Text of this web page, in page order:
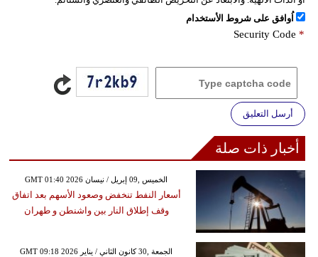
اُوافق على شروط الأستخدام
Security Code *
أرسل التعليق
أخبار ذات صلة
GMT 01:40 2026 الخميس ,09 إبريل / نيسان
أسعار النفط تنخفض وصعود الأسهم بعد اتفاق
وقف إطلاق النار بين واشنطن و طهران
GMT 09:18 2026 الجمعة ,30 كانون الثاني / يناير